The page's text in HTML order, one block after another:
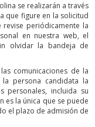
se realizarán a través
que figure en la solicitud
revise periódicamente la
en nuestra web, el
olvidar la bandeja de
comunicaciones de la
la persona candidata la
personales, incluida su
es la única que se puede
el plazo de admisión de